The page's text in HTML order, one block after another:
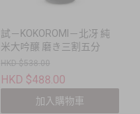
試－KOKOROMI－北冴 純
米大吟醸 磨き三割五分
HKD $538.00
HKD $488.00
加入購物車